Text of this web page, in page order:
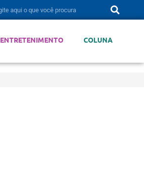
ENTRETENIMENTO COLUNA